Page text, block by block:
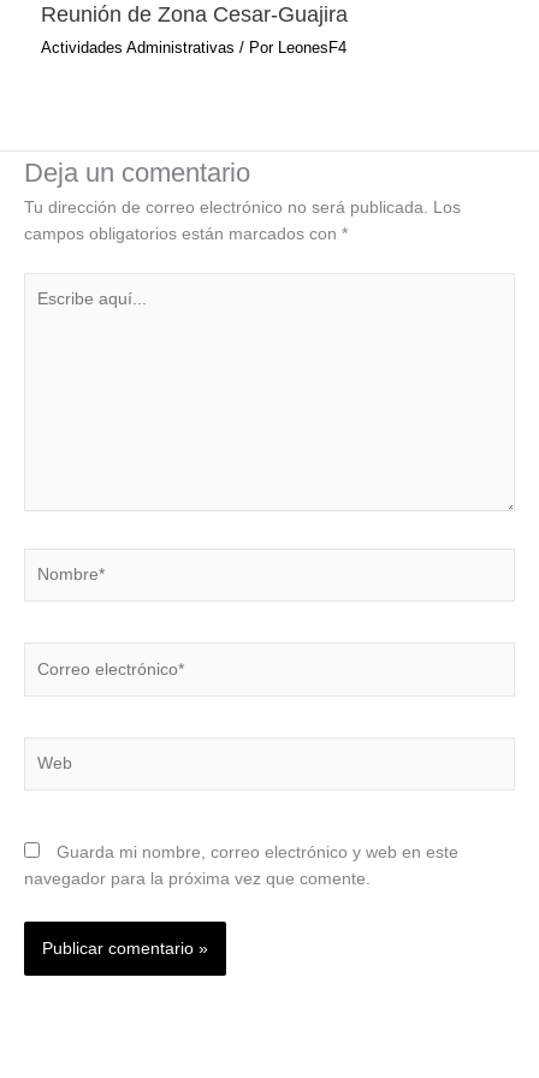
Reunión de Zona Cesar-Guajira
Actividades Administrativas / Por LeonesF4
Deja un comentario
Tu dirección de correo electrónico no será publicada. Los
campos obligatorios están marcados con *
electrónico*
Guarda mi nombre, correo electrónico y web en este
navegador para la próxima vez que comente.